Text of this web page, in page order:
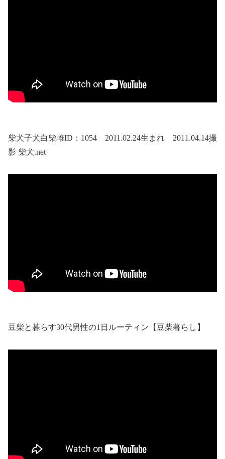
柴犬子犬白柴雌ID：1054 2011.02.24生まれ 2011.04.14撮
影 柴犬.net
豆柴と暮らす30代男性の1日ルーティン【豆柴暮らし】